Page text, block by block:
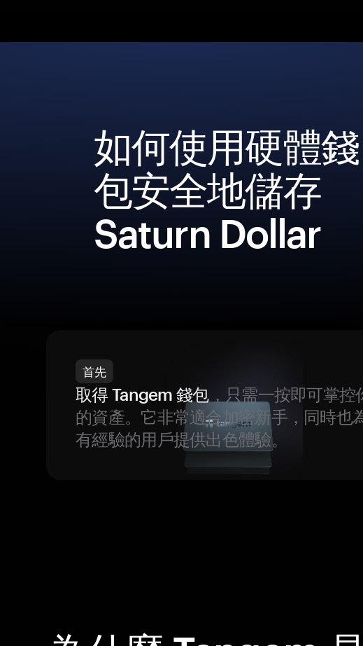
如何使用硬體錢
包安全地儲存
Saturn Dollar
首先
取得 Tangem 錢包，只需一按即可掌控
的資產。它非常適合加密新手，同時也
有經驗的用戶提供出色體驗。